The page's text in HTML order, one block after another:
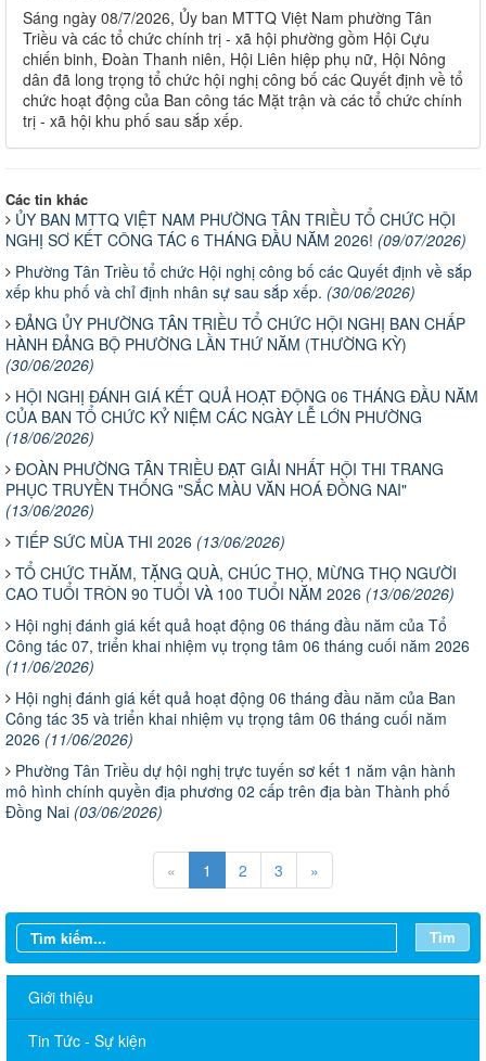
Sáng ngày 08/7/2026, Ủy ban MTTQ Việt Nam phường Tân
Triều và các tổ chức chính trị - xã hội phường gồm Hội Cựu
chiến binh, Đoàn Thanh niên, Hội Liên hiệp phụ nữ, Hội Nông
dân đã long trọng tổ chức hội nghị công bố các Quyết định về tổ
chức hoạt động của Ban công tác Mặt trận và các tổ chức chính
trị - xã hội khu phố sau sắp xếp.
Các tin khác
ỦY BAN MTTQ VIỆT NAM PHƯỜNG TÂN TRIỀU TỔ CHỨC HỘI
NGHỊ SƠ KẾT CÔNG TÁC 6 THÁNG ĐẦU NĂM 2026! (09/07/2026)
Phường Tân Triều tổ chức Hội nghị công bố các Quyết định về sắp
xếp khu phố và chỉ định nhân sự sau sắp xếp. (30/06/2026)
ĐẢNG ỦY PHƯỜNG TÂN TRIỀU TỔ CHỨC HỘI NGHỊ BAN CHẤP
HÀNH ĐẢNG BỘ PHƯỜNG LẦN THỨ NĂM (THƯỜNG KỲ)
(30/06/2026)
HỘI NGHỊ ĐÁNH GIÁ KẾT QUẢ HOẠT ĐỘNG 06 THÁNG ĐẦU NĂM
CỦA BAN TỔ CHỨC KỶ NIỆM CÁC NGÀY LỄ LỚN PHƯỜNG
(18/06/2026)
ĐOÀN PHƯỜNG TÂN TRIỀU ĐẠT GIẢI NHẤT HỘI THI TRANG
PHỤC TRUYỀN THỐNG "SẮC MÀU VĂN HOÁ ĐỒNG NAI"
(13/06/2026)
TIẾP SỨC MÙA THI 2026 (13/06/2026)
TỔ CHỨC THĂM, TẶNG QUÀ, CHÚC THỌ, MỪNG THỌ NGƯỜI
CAO TUỔI TRÒN 90 TUỔI VÀ 100 TUỔI NĂM 2026 (13/06/2026)
Hội nghị đánh giá kết quả hoạt động 06 tháng đầu năm của Tổ
Công tác 07, triển khai nhiệm vụ trọng tâm 06 tháng cuối năm 2026
(11/06/2026)
Hội nghị đánh giá kết quả hoạt động 06 tháng đầu năm của Ban
Công tác 35 và triển khai nhiệm vụ trọng tâm 06 tháng cuối năm
2026 (11/06/2026)
Phường Tân Triều dự hội nghị trực tuyến sơ kết 1 năm vận hành
mô hình chính quyền địa phương 02 cấp trên địa bàn Thành phố
Đồng Nai (03/06/2026)
« 1 2 3 »
Tìm
Giới thiệu
Tin Tức - Sự kiện